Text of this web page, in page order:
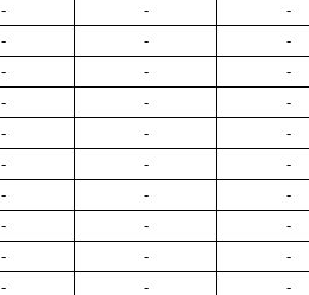
- -
-
- -
-
- -
-
- -
-
- -
-
- -
-
- -
-
- -
-
- -
-
- -
-